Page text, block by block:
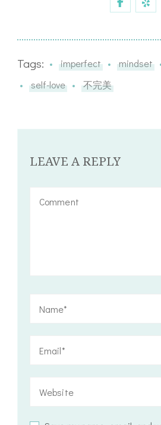
Tags: imperfect mindset
self-love
不完美
LEAVE A REPLY